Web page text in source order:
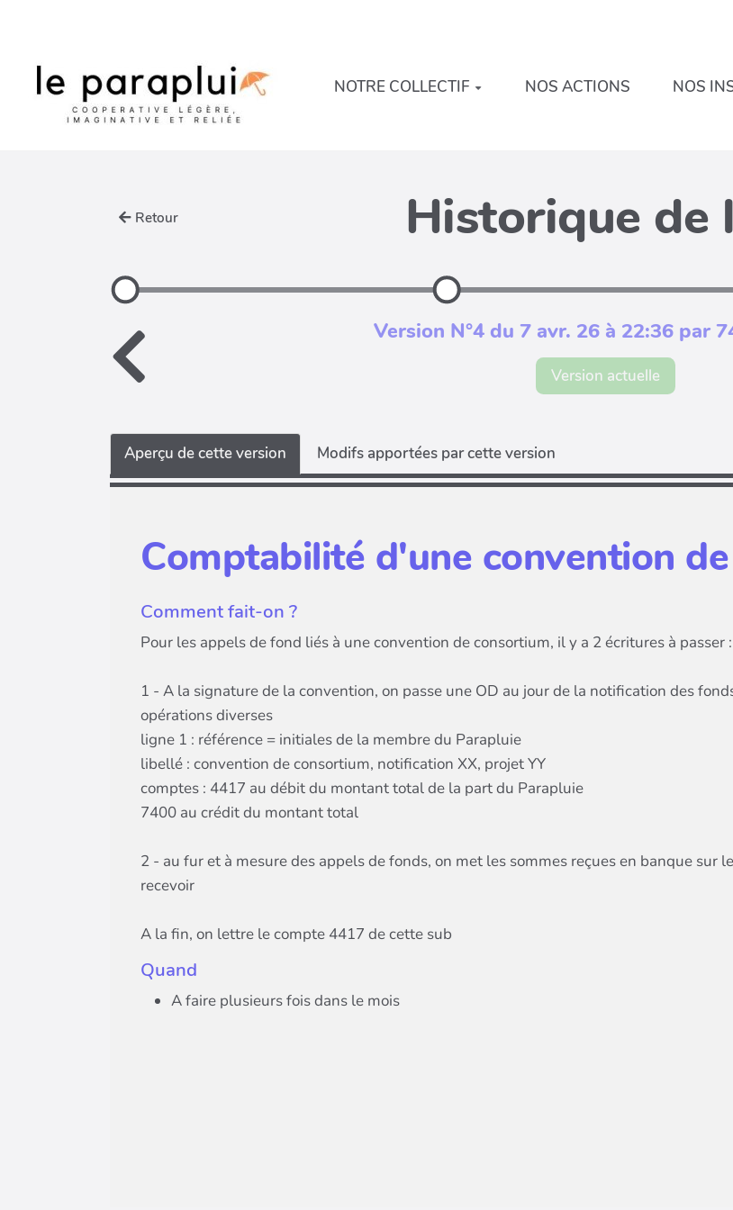
NOTRE COLLECTIF NOS ACTIONS NOS
Retour Historique de
Version N°4 du 7 avr. 26 à 22:36 par
Version actuelle
Aperçu de cette version Modifs apportées par cette version
Comptabilité d'une convention
Comment fait-on ?
Pour les appels de fond liés à une convention de consortium, il y a 2 écritures à passer :
1 - A la signature de la convention, on passe une OD au jour de la notification des
opérations diverses
ligne 1 : référence = initiales de la membre du Parapluie
libellé : convention de consortium, notification XX, projet YY
comptes : 4417 au débit du montant total de la part du Parapluie
7400 au crédit du montant total
2 - au fur et à mesure des appels de fonds, on met les sommes reçues en banque
recevoir
A la fin, on lettre le compte 4417 de cette sub
Quand
A faire plusieurs fois dans le mois